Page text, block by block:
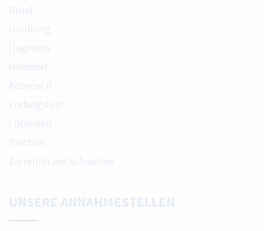
Brüel
Goldberg
Hagenow
Heiddorf
Kobrow II
Ludwigslust
Lübtheen
Parchim
Zarrentin am Schaalsee
UNSERE ANNAHMESTELLEN